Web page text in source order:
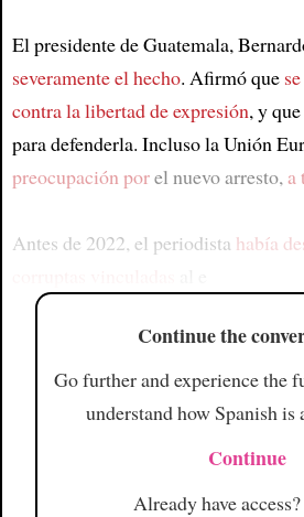
El presidente de Guatemala,
severamente el hecho. Afirmó que
contra la libertad de expresión, y que
para defenderla. Incluso la Unión
preocupación porel nuevo arresto,a
Antes de 2022, el periodista había
Continue the
Go further and experience the
understand how Spanish is
Continue
Already have access?